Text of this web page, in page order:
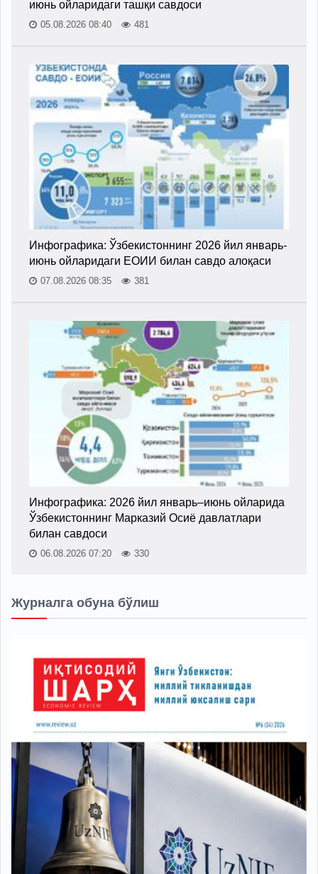
июнь ойларидаги ташқи савдоси
05.08.2026 08:40 481
Инфографика: Ўзбекистоннинг 2026 йил январь-
июнь ойларидаги ЕОИИ билан савдо алоқаси
07.08.2026 08:35 381
Инфографика: 2026 йил январь–июнь ойларида
Ўзбекистоннинг Марказий Осиё давлатлари
билан савдоси
06.08.2026 07:20 330
Журналга обуна бўлиш